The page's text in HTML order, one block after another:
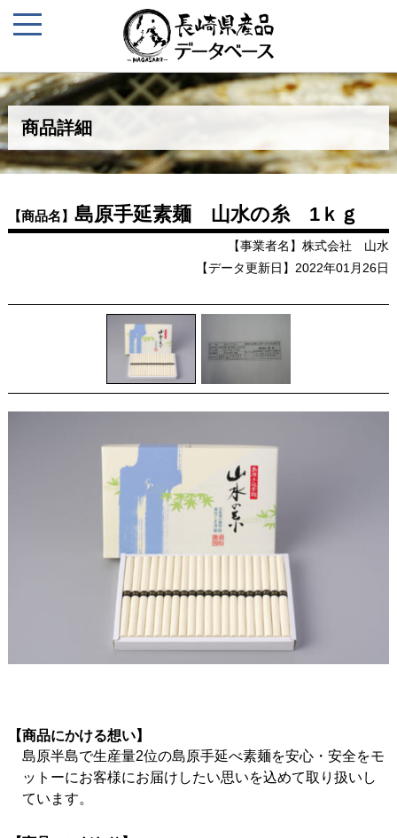
商品詳細
【商品名】 島原手延素麺 山水の糸 1ｋｇ
【事業者名】株式会社 山水
【データ更新日】2022年01月26日
【商品にかける想い】
島原半島で生産量2位の島原手延べ素麺を安心・安全をモ
ットーにお客様にお届けしたい思いを込めて取り扱いし
ています。